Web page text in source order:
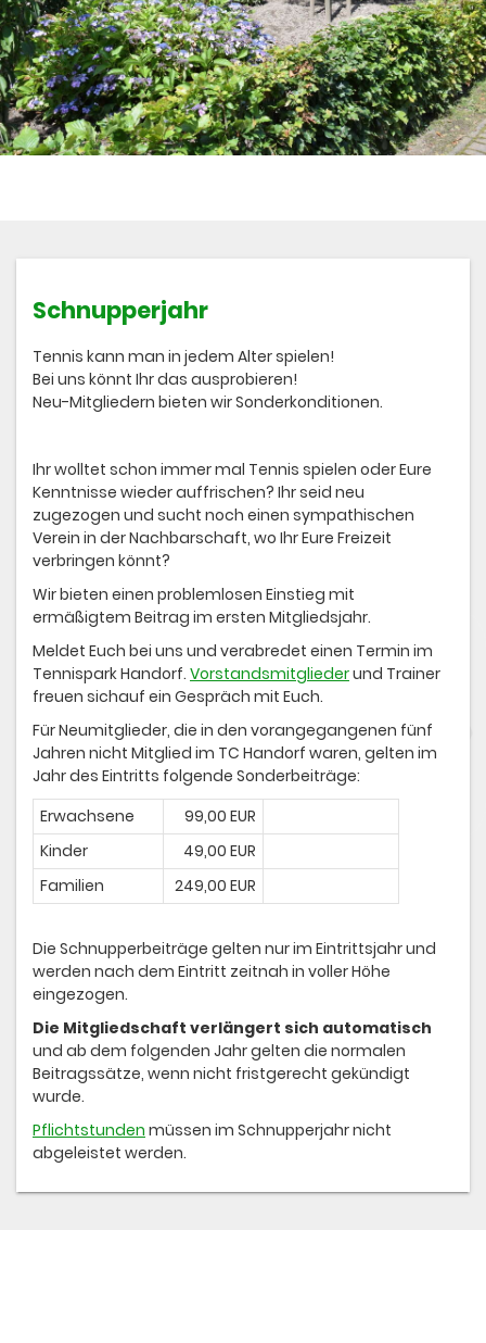
Schnupperjahr
Tennis kann man in jedem Alter spielen!
Bei uns könnt Ihr das ausprobieren!
Neu-Mitgliedern bieten wir Sonderkonditionen.
Ihr wolltet schon immer mal Tennis spielen oder Eure
Kenntnisse wieder auffrischen? Ihr seid neu
zugezogen und sucht noch einen sympathischen
Verein in der Nachbarschaft, wo Ihr Eure Freizeit
verbringen könnt?
Wir bieten einen problemlosen Einstieg mit
ermäßigtem Beitrag im ersten Mitgliedsjahr.
Meldet Euch bei uns und verabredet einen Termin im
Tennispark Handorf. Vorstandsmitgliederund Trainer
freuen sichauf ein Gespräch mit Euch.
Für Neumitglieder, die in den vorangegangenen fünf
Jahren nicht Mitglied im TC Handorf waren, gelten im
Jahr des Eintritts folgende Sonderbeiträge:
Erwachsene
99,00 EUR
Kinder
49,00 EUR
Familien
249,00 EUR
Die Schnupperbeiträge gelten nur im Eintrittsjahr und
werden nach dem Eintritt zeitnah in voller Höhe
eingezogen.
Die Mitgliedschaft verlängert sich automatisch
und ab dem folgenden Jahr gelten die normalen
Beitragssätze, wenn nicht fristgerecht gekündigt
wurde.
Pflichtstunden müssen im Schnupperjahr nicht
abgeleistet werden.